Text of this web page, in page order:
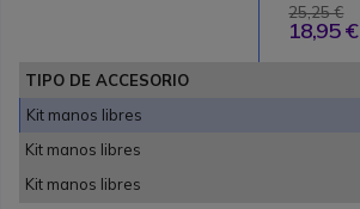
25,25 €
18,95 €
TIPO DE ACCESORIO
Kit manos libres
Kit manos libres
Kit manos libres